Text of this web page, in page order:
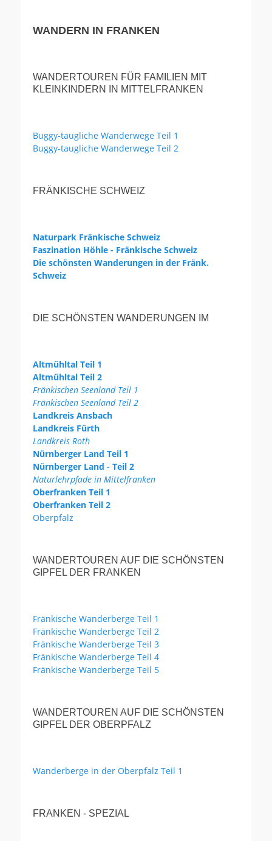
WANDERN IN FRANKEN
WANDERTOUREN FÜR FAMILIEN MIT
KLEINKINDERN IN MITTELFRANKEN
Buggy-taugliche Wanderwege Teil 1
Buggy-taugliche Wanderwege Teil 2
FRÄNKISCHE SCHWEIZ
Naturpark Fränkische Schweiz
Faszination Höhle - Fränkische Schweiz
Die schönsten Wanderungen in der Fränk.
Schweiz
DIE SCHÖNSTEN WANDERUNGEN IM
Altmühltal Teil 1
Altmühltal Teil 2
Fränkischen Seenland Teil 1
Fränkischen Seenland Teil 2
Landkreis Ansbach
Landkreis Fürth
Landkreis Roth
Nürnberger Land Teil 1
Nürnberger Land - Teil 2
Naturlehrpfade in Mittelfranken
Oberfranken Teil 1
Oberfranken Teil 2
Oberpfalz
WANDERTOUREN AUF DIE SCHÖNSTEN
GIPFEL DER FRANKEN
Fränkische Wanderberge Teil 1
Fränkische Wanderberge Teil 2
Fränkische Wanderberge Teil 3
Fränkische Wanderberge Teil 4
Fränkische Wanderberge Teil 5
WANDERTOUREN AUF DIE SCHÖNSTEN
GIPFEL DER OBERPFALZ
Wanderberge in der Oberpfalz Teil 1
FRANKEN - SPEZIAL